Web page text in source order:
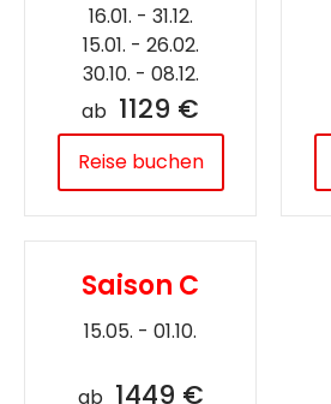
16.01. - 31.12.
15.01. - 26.02.
30.10. - 08.12.
ab 1129 €
Reise buchen
Saison C
15.05. - 01.10.
ab 1449 €